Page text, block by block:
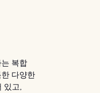
복합
다양한
있고,